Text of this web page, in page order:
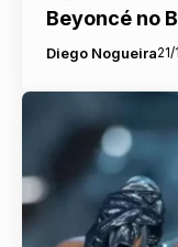
Beyoncé no
Diego Nogueira